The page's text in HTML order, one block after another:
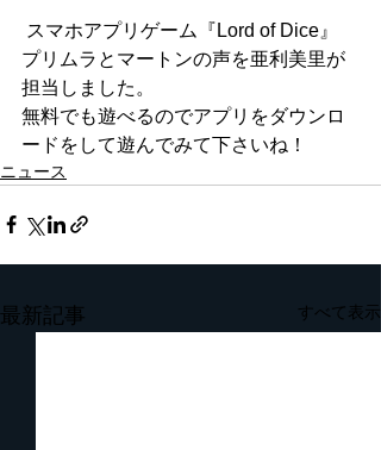
スマホアプリゲーム『Lord of Dice』
プリムラとマートンの声を亜利美里が
担当しました。
無料でも遊べるのでアプリをダウンロ
ードをして遊んでみて下さいね！
ニュース
最新記事 すべて表示